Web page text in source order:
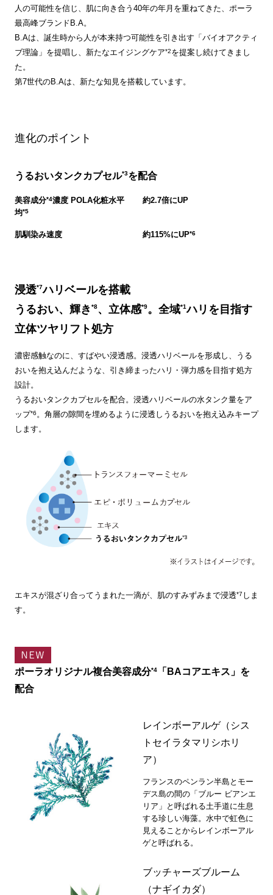
人の可能性を信じ、肌に向き合う40年の年月を重ねてきた、ポーラ
最高峰ブランドB.A。
B.Aは、誕生時から人が本来持つ可能性を引き出す「バイオアクティ
ブ理論」を提唱し、新たなエイジングケア*2を提案し続けてきまし
た。
第7世代のB.Aは、新たな知見を搭載しています。
進化のポイント
うるおいタンクカプセル*3を配合
美容成分*4濃度 POLA化粧水平
均*5
約2.7倍にUP
肌馴染み速度 約115%にUP*6
浸透*7ハリベールを搭載
うるおい、輝き *8、立体感*9。全域*1ハリを目指す
立体ツヤリフト処方
濃密感触なのに、すばやい浸透感。浸透ハリベールを形成し、うる
おいを抱え込んだような、引き締まったハリ・弾力感を目指す処方
設計。
うるおいタンクカプセルを配合。浸透ハリベールの水タンク量をア
ップ*6。角層の隙間を埋めるように浸透しうるおいを抱え込みキープ
します。
エキスが混ざり合ってうまれた一滴が、肌のすみずみまで浸透*7 しま
す。
ポーラオリジナル複合美容成分*4「BAコアエキス」を
配合
レインボーアルゲ（シス
トセイラタマリシホリ
ア）
フランスのペンラン半島とモー
デス島の間の「ブルー ビアンエ
リア」と呼ばれる土手道に生息
する珍しい海藻。水中で虹色に
見えることからレインボーアル
ゲと呼ばれる。
ブッチャーズブルーム
（ナギイカダ）